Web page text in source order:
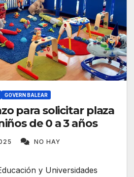
GOVERN BALEAR
para solicitar plaza
de 0 a 3 años
NO HAY
y Universidades